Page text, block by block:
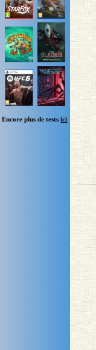
Encore plus de testsici